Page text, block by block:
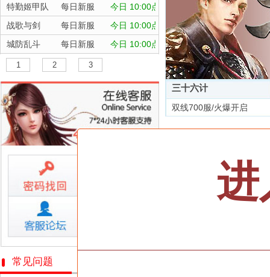
特勤姬甲队
每日新服
今日 10:00点
战歌与剑
每日新服
今日 10:00点
城防乱斗
每日新服
今日 10:00点
航海霸业
每日新服
晴空双子
每日新服
今日 10:00点
深渊契约
今日 10:00点
坠落守望者
每日新服
今日 10:00点
正中靶心
每日新服
神兵奇迹
每日新服
微乐捕鱼千炮版
帕瓦勇者传说 每日新服
群英风华录
小小仙王
每日新服
少年名将
每日新服
今日 10:00点
寻龙英雄
1 2 3
常见问题
三十六计
双线700服/火爆开启
仙侠
ABC DEF
天尊传奇
忍术大作战-山海封神
进